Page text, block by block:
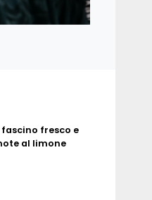
fresco e
al limone